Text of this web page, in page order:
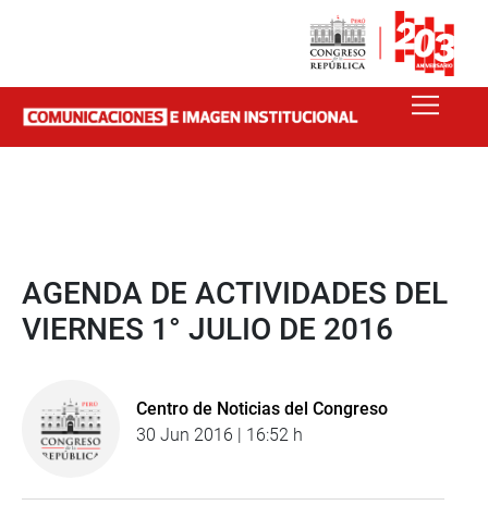
AGENDA DE ACTIVIDADES DEL
VIERNES 1° JULIO DE 2016
Centro de Noticias del Congreso
30 Jun 2016 | 16:52 h